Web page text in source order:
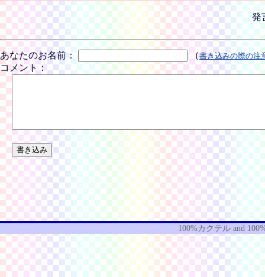
発
あなたのお名前： （書き込みの際の注
コメント：
100%カクテルand